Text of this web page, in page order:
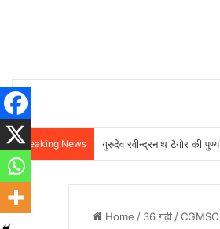
Breaking News गुरुदेव रवीन्द्रनाथ टैगोर की
Home / 36 गढ़ी /CGMSC